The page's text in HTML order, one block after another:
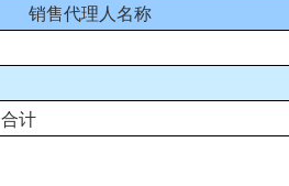
销售代理人名称
合计